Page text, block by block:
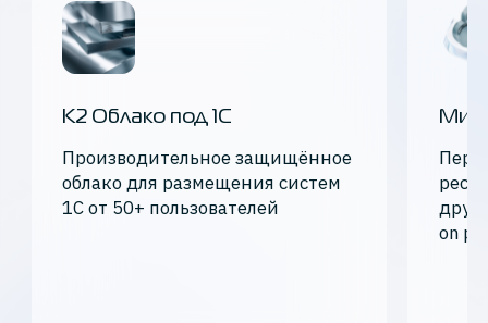
К2 Облако под 1С
Производительное защищённое
облако для размещения систем
1С от 50+ пользователей
on